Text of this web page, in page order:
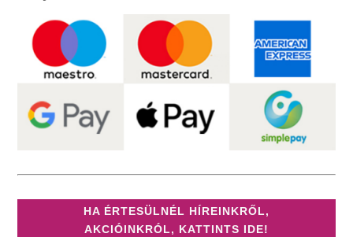
HA ÉRTESÜLNÉL HÍREINKRŐL,
AKCIÓINKRÓL, KATTINTS IDE!